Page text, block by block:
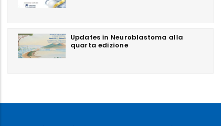
Updates in Neuroblastoma alla
quarta edizione